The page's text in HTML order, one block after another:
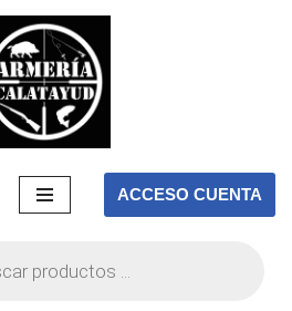
ACCESO CUENTA